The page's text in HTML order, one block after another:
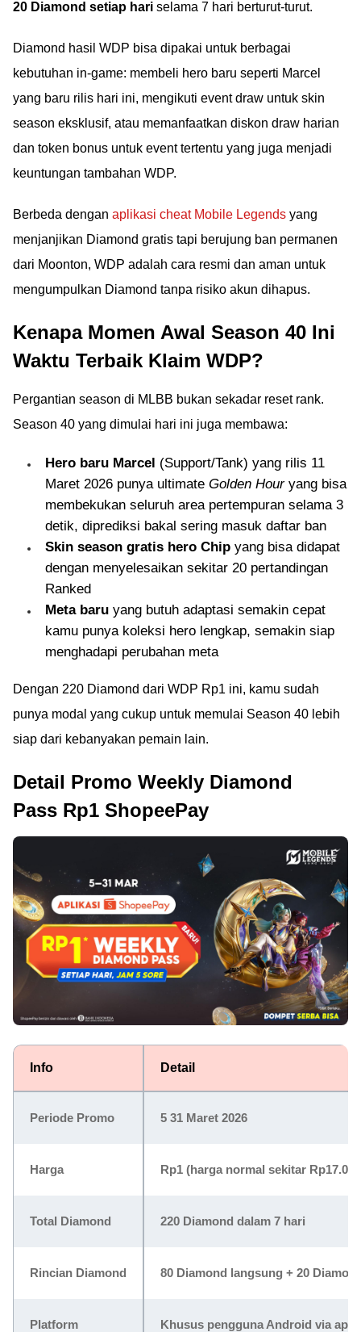
20 Diamond setiap hari selama 7 hari berturut-turut.
Diamond hasil WDP bisa dipakai untuk berbagai
kebutuhan in-game: membeli hero baru seperti Marcel
yang baru rilis hari ini, mengikuti event draw untuk skin
season eksklusif, atau memanfaatkan diskon draw harian
dan token bonus untuk event tertentu yang juga menjadi
keuntungan tambahan WDP.
Berbeda dengan aplikasi cheat Mobile Legends yang
menjanjikan Diamond gratis tapi berujung ban permanen
dari Moonton, WDP adalah cara resmi dan aman untuk
mengumpulkan Diamond tanpa risiko akun dihapus.
Kenapa Momen Awal Season 40 Ini
Waktu Terbaik Klaim WDP?
Pergantian season di MLBB bukan sekadar reset rank.
Season 40 yang dimulai hari ini juga membawa:
Hero baru Marcel (Support/Tank) yang rilis 11
Maret 2026 punya ultimate Golden Houryang bisa
membekukan seluruh area pertempuran selama 3
detik, diprediksi bakal sering masuk daftar ban
Skin season gratis hero Chip yang bisa didapat
dengan menyelesaikan sekitar 20 pertandingan
Ranked
Meta baru yang butuh adaptasi semakin cepat
kamu punya koleksi hero lengkap, semakin siap
menghadapi perubahan meta
Dengan 220 Diamond dari WDP Rp1 ini, kamu sudah
punya modal yang cukup untuk memulai Season 40 lebih
siap dari kebanyakan pemain lain.
Detail Promo Weekly Diamond
Pass Rp1 ShopeePay
Info Detail
Periode Promo 5 31 Maret 2026
Harga Rp1 (harga normal sekitar
Total Diamond 220 Diamond dalam 7 hari
Rincian Diamond 80 Diamond langsung + 20
Platform Khusus pengguna Android via